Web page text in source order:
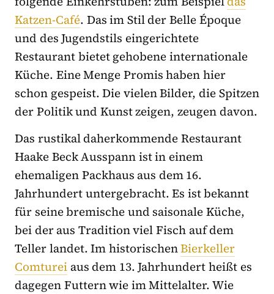
Katzen-Café. Das im Stil der Belle Époque
und des Jugendstils eingerichtete
Restaurant bietet gehobene internationale
Küche. Eine Menge Promis haben hier
schon gespeist. Die vielen Bilder, die Spitzen
der Politik und Kunst zeigen, zeugen davon.
Das rustikal daherkommende Restaurant
Haake Beck Ausspann ist in einem
ehemaligen Packhaus aus dem 16.
Jahrhundert untergebracht. Es ist bekannt
für seine bremische und saisonale Küche,
bei der aus Tradition viel Fisch auf dem
Teller landet. Im historischenBierkeller
Comturei aus dem 13. Jahrhundert heißt es
dagegen Futtern wie im Mittelalter. Wie